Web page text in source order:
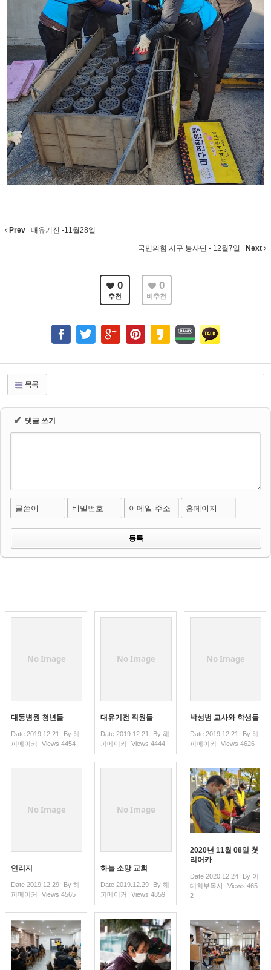
Prev 대유기전 -11월28일
국민의힘 서구 봉사단 - 12월7일 Next
0
추천
0
비추천
목록
✔ 댓글 쓰기
글쓴이 비밀번호 이메일 주소 홈페이지
No Image
대동병원 청년들
Date 2019.12.21 By 해
피메이커
Views 4454
No Image
대유기전 직원들
Date 2019.12.21 By 해
피메이커
Views 4444
No Image
박성범 교사와 학생들
Date 2019.12.21 By 해
피메이커
Views 4626
No Image
연리지
Date 2019.12.29 By 해
피메이커
Views 4565
No Image
하늘 소망 교회
Date 2019.12.29 By 해
피메이커
Views 4859
2020년 11월 08일 첫
리어카
Date 2020.12.24 By 이
대희부목사 Views 465
2